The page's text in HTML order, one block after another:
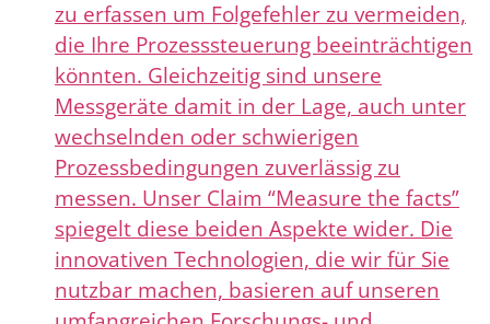
zu erfassen um Folgefehler zu vermeiden,
die Ihre Prozesssteuerung beeinträchtigen
könnten. Gleichzeitig sind unsere
Messgeräte damit in der Lage, auch unter
wechselnden oder schwierigen
Prozessbedingungen zuverlässig zu
messen. Unser Claim “Measure the facts”
spiegelt diese beiden Aspekte wider. Die
innovativen Technologien, die wir für Sie
nutzbar machen, basieren auf unseren